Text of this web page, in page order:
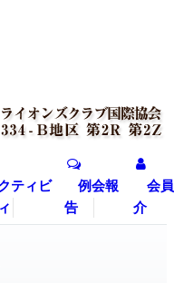
ティビ
例会報
告
会
介